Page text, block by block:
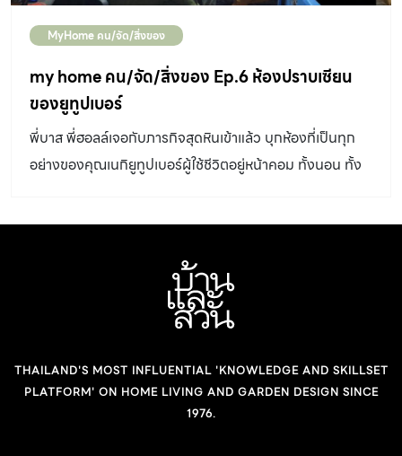
MyHome คน/จัด/สิ่งของ
my home คน/จัด/สิ่งของ Ep.6 ห้องปราบเซียน
ของยูทูปเบอร์
พี่บาส พี่ฮอลล์เจอกับภารกิจสุดหินเข้าแล้ว บุกห้องที่เป็นทุก
อย่างของคุณเนกิยูทูปเบอร์ผู้ใช้ชีวิตอยู่หน้าคอม ทั้งนอน ทั้ง
กันเลย !
THAILAND'S MOST INFLUENTIAL 'KNOWLEDGE AND SKILLSET
PLATFORM' ON HOME LIVING AND GARDEN DESIGN SINCE
1976.